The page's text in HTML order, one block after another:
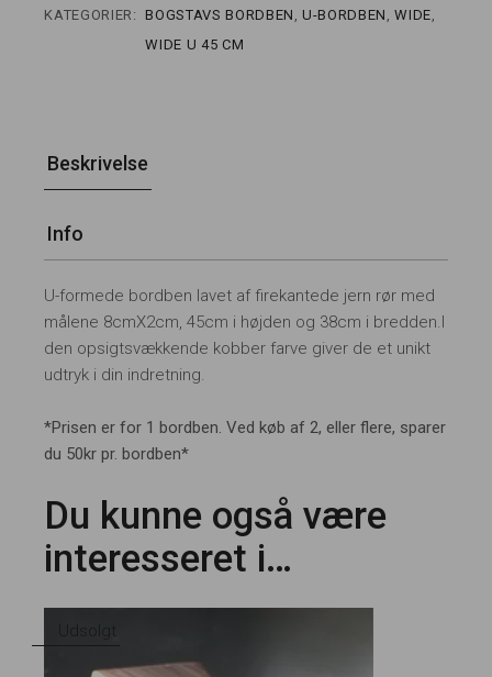
KATEGORIER: BOGSTAVS BORDBEN ,U-BORDBEN ,WIDE,
WIDE U 45 CM
Beskrivelse
Info
U-formede bordben lavet af firekantede jern rør med
målene 8cmX2cm, 45cm i højden og 38cm i bredden.I
den opsigtsvækkende kobber farve giver de et unikt
udtryk i din indretning.
*Prisen er for 1 bordben. Ved køb af 2, eller flere, sparer
du 50kr pr. bordben*
Du kunne også være
interesseret i…